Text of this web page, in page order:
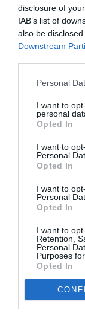
disclosure of
IAB’s list of
also be
Downstream
Personal
I want to
personal
Opted In
I want to
Personal
Opted In
I want to
Personal
Opted In
I want to
Retention,
Personal
Purposes
Opted In
Mania The
Tribute: Μια
μοναδική
στο
Theater